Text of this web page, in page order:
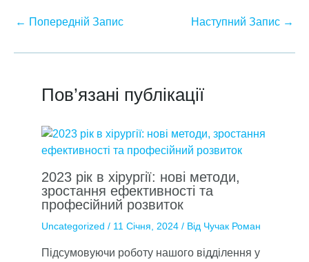
← Попередній Запис Наступний Запис →
Пов’язані публікації
2023 рік в хірургії: нові методи,
зростання ефективності та
професійний розвиток
Uncategorized / 11 Січня, 2024 / Від Чучак Роман
Підсумовуючи роботу нашого відділення у